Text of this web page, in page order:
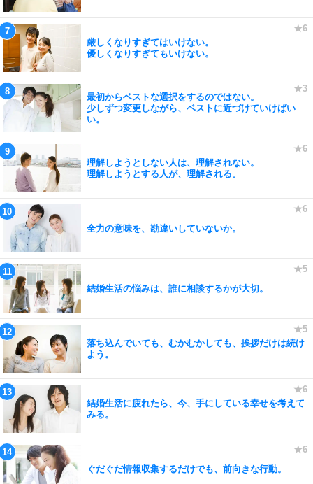
厳しくなりすぎてはいけない。
優しくなりすぎてもいけない。
最初からベストな選択をするのではない。
少しずつ変更しながら、ベストに近づけていけばい
い。
理解しようとしない人は、理解されない。
理解しようとする人が、理解される。
全力の意味を、勘違いしていないか。
結婚生活の悩みは、誰に相談するかが大切。
落ち込んでいても、むかむかしても、挨拶だけは続け
よう。
結婚生活に疲れたら、今、手にしている幸せを考えて
みる。
ぐだぐだ情報収集するだけでも、前向きな行動。